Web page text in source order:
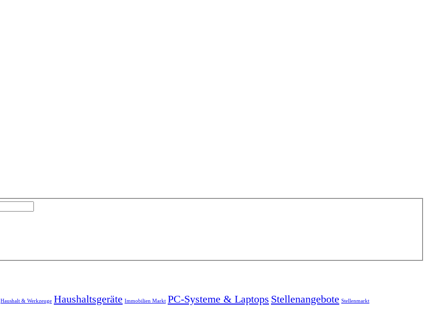
Haushalt & Werkzeuge Haushaltsgeräte Immobilien Markt PC-Systeme & Laptops Stellenangebote Stellenmarkt